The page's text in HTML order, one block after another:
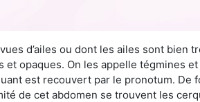
d’ailes ou dont les ailes sont bien
opaques. On les appelle tégmines
est recouvert par le pronotum.
de cet abdomen se trouvent les